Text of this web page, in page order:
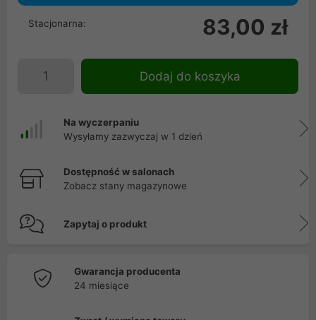
Stacjonarna: 83,00 zł
Dodaj do koszyka
Na wyczerpaniu
Wysyłamy zazwyczaj w 1 dzień
Dostępność w salonach
Zobacz stany magazynowe
Zapytaj o produkt
Gwarancja producenta
24 miesiące